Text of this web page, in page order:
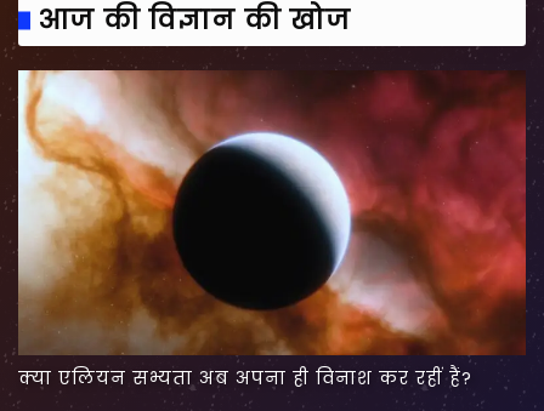
आज की विज्ञान की खोज
क्या एलियन सभ्यता अब अपना ही विनाश कर रहीं हैं?